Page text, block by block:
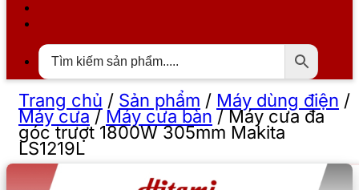
Trang chủ / Sản phẩm / Máy dùng điện /
Máy cưa/ Máy cưa bàn /Máy cưa đa
góc trượt 1800W 305mm Makita
LS1219L